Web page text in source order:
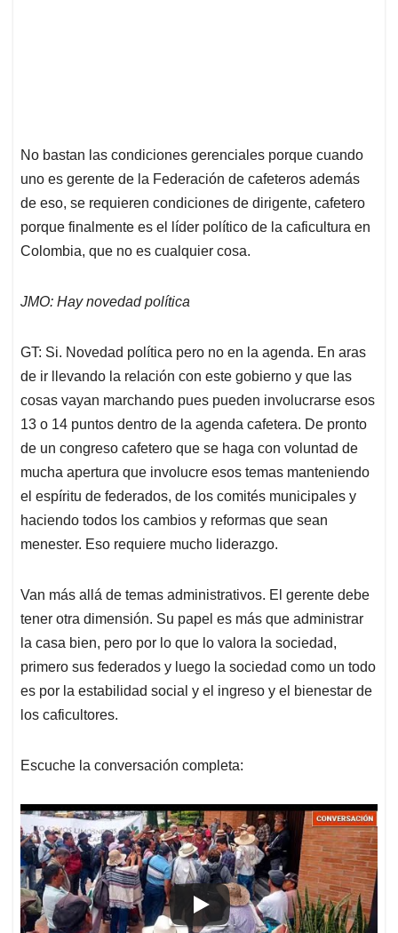
No bastan las condiciones gerenciales porque cuando
uno es gerente de la Federación de cafeteros además
de eso, se requieren condiciones de dirigente, cafetero
porque finalmente es el líder político de la caficultura en
Colombia, que no es cualquier cosa.
JMO: Hay novedad política
GT: Si. Novedad política pero no en la agenda. En aras
de ir llevando la relación con este gobierno y que las
cosas vayan marchando pues pueden involucrarse esos
13 o 14 puntos dentro de la agenda cafetera. De pronto
de un congreso cafetero que se haga con voluntad de
mucha apertura que involucre esos temas manteniendo
el espíritu de federados, de los comités municipales y
haciendo todos los cambios y reformas que sean
menester. Eso requiere mucho liderazgo.
Van más allá de temas administrativos. El gerente debe
tener otra dimensión. Su papel es más que administrar
la casa bien, pero por lo que lo valora la sociedad,
primero sus federados y luego la sociedad como un todo
es por la estabilidad social y el ingreso y el bienestar de
los caficultores.
Escuche la conversación completa: